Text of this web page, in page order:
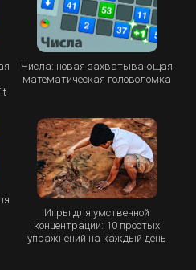
Числа: новая захватывающая
математическая головоломка
Игры для умственной
концентрации: 10 простых
упражнений на каждый день